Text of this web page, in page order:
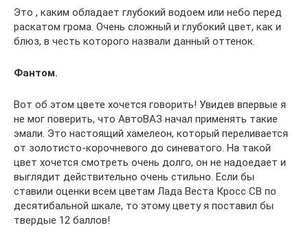
Это , каким обладает глубокий водоем или небо перед
раскатом грома. Очень сложный и глубокий цвет, как и
блюз, в честь которого назвали данный оттенок.
Фантом.
Вот об этом цвете хочется говорить! Увидев впервые я
не мог поверить, что АвтоВАЗ начал применять такие
эмали. Это настоящий хамелеон, который переливается
от золотисто-корочневого до синеватого. На такой
цвет хочется смотреть очень долго, он не надоедает и
выглядит действительно очень стильно. Если бы
ставили оценки всем цветам Лада Веста Кросс СВ по
десятибальной шкале, то этому цвету я поставил бы
твердые 12 баллов!